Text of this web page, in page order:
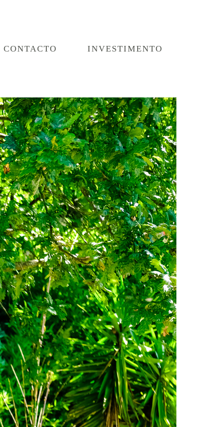
CONTACTO INVESTIMENTO